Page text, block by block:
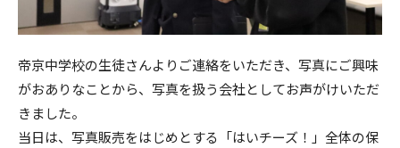
帝京中学校の生徒さんよりご連絡をいただき、写真にご興味
がおありなことから、写真を扱う会社としてお声がけいただ
きました。
当日は、写真販売をはじめとする「はいチーズ！」全体の保